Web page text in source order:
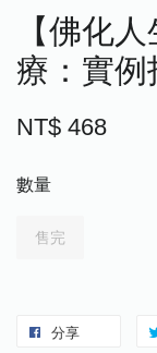
【佛化
療：實例
NT$ 468
數量
售完
分享